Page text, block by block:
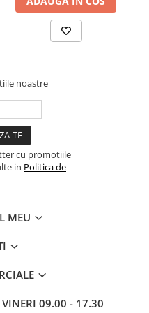
noastre
cu promotiile
in Politica de
MEU
09.00 - 17.30